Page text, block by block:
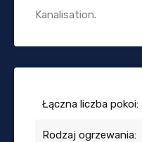
Kanalisation.
Łączna liczba pokoi:
Rodzaj ogrzewania: